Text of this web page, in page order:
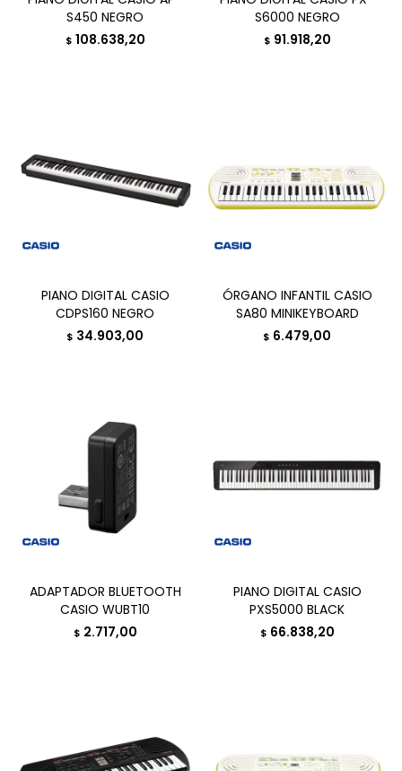
S450 NEGRO
$ 108.638,20
S6000 NEGRO
$ 91.918,20
PIANO DIGITAL CASIO
CDPS160 NEGRO
$ 34.903,00
ÓRGANO INFANTIL CASIO
SA80 MINIKEYBOARD
$ 6.479,00
ADAPTADOR BLUETOOTH
CASIO WUBT10
$ 2.717,00
PIANO DIGITAL CASIO
PXS5000 BLACK
$ 66.838,20